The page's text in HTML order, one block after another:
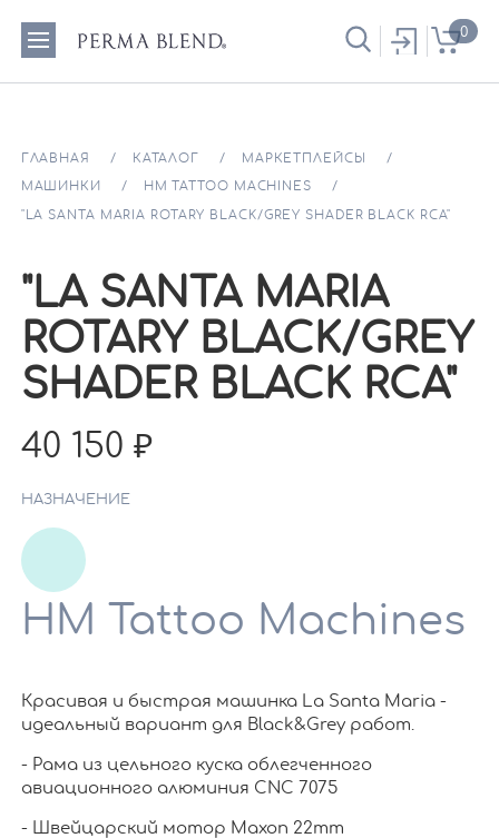
0
ГЛАВНАЯ КАТАЛОГ МАРКЕТПЛЕЙСЫ
МАШИНКИ HM TATTOO MACHINES
"LA SANTA MARIA ROTARY BLACK/GREY SHADER BLACK RCA"
"LA SANTA MARIA
ROTARY BLACK/GREY
SHADER BLACK RCA"
40 150
НАЗНАЧЕНИЕ
HM Tattoo Machines
Красивая и быстрая машинка La Santa Maria -
идеальный вариант для Black&Grey работ.
- Рама из цельного куска облегченного
авиационного алюминия CNC 7075
- Швейцарский мотор Maxon 22mm